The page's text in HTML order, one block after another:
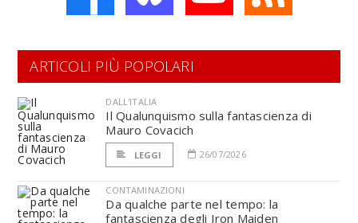
ARTICOLI PIÙ POPOLARI
DALL'ITALIA
Il Qualunquismo sulla fantascienza di
Mauro Covacich
LEGGI 26/07/2026
CONTAMINAZIONI
Da qualche parte nel tempo: la
fantascienza degli Iron Maiden